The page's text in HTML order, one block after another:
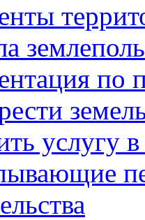
по
услугу в